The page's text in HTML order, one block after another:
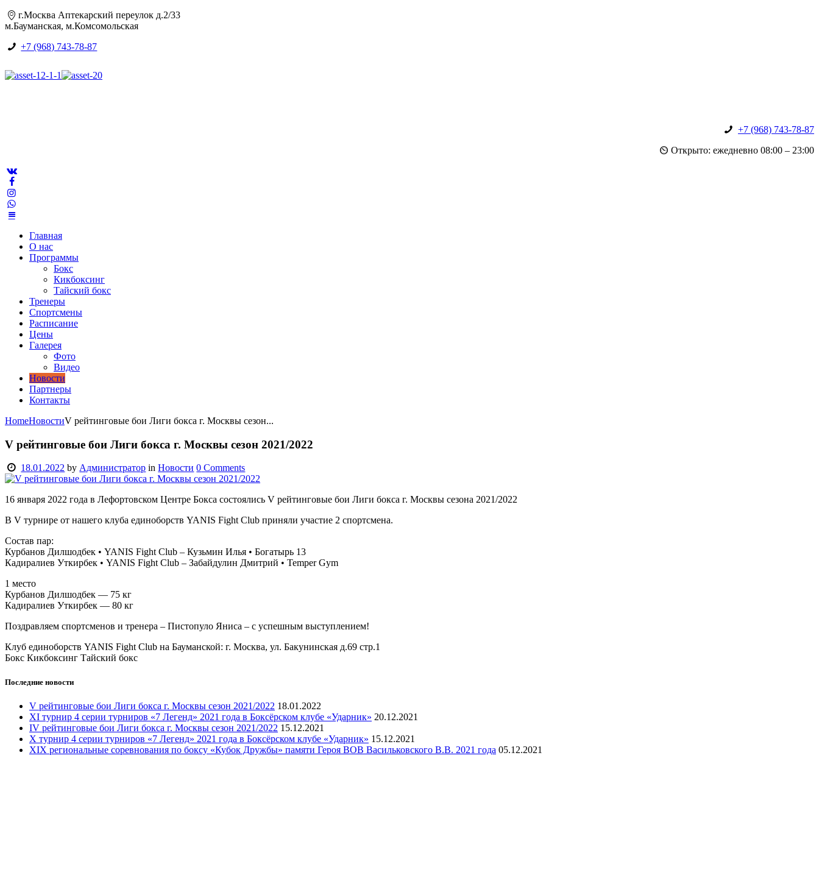
г.Москва Аптекарский переулок д.2/33
м.Бауманская, м.Комсомольская
+7 (968) 743-78-87
+7 (968) 743-78-87
Открыто: ежедневно 08:00 – 23:00
Главная
О нас
Программы
Бокс
Кикбоксинг
Тайский бокс
Тренеры
Спортсмены
Расписание
Цены
Галерея
Фото
Видео
Новости
Партнеры
Контакты
HomeНовостиV рейтинговые бои Лиги бокса г. Москвы сезон...
V рейтинговые бои Лиги бокса г. Москвы сезон 2021/2022
18.01.2022 byАдминистратор inНовости 0 Comments
16 января 2022 года в Лефортовском Центре Бокса состоялись V рейтинговые бои Лиги бокса г. Москвы сезона 2021/2022
В V турнире от нашего клуба единоборств YANIS Fight Club приняли участие 2 спортсмена.
Состав пар:
Курбанов Дилшодбек • YANIS Fight Club – Кузьмин Илья • Богатырь 13
Кадиралиев Уткирбек • YANIS Fight Club – Забайдулин Дмитрий • Temper Gym
1 место
Курбанов Дилшодбек — 75 кг
Кадиралиев Уткирбек — 80 кг
Поздравляем спортсменов и тренера – Пистопуло Яниса – с успешным выступлением!
Клуб единоборств YANIS Fight Club на Бауманской: г. Москва, ул. Бакунинская д.69 стр.1
Бокс Кикбоксинг Тайский бокс
Последние новости
V рейтинговые бои Лиги бокса г. Москвы сезон 2021/2022 18.01.2022
XI турнир 4 серии турниров «7 Легенд» 2021 года в Боксёрском клубе «Ударник» 20.12.2021
IV рейтинговые бои Лиги бокса г. Москвы сезон 2021/2022 15.12.2021
X турнир 4 серии турниров «7 Легенд» 2021 года в Боксёрском клубе «Ударник» 15.12.2021
XIX региональные соревнования по боксу «Кубок Дружбы» памяти Героя ВОВ Васильковского В.В. 2021 года 05.12.2021